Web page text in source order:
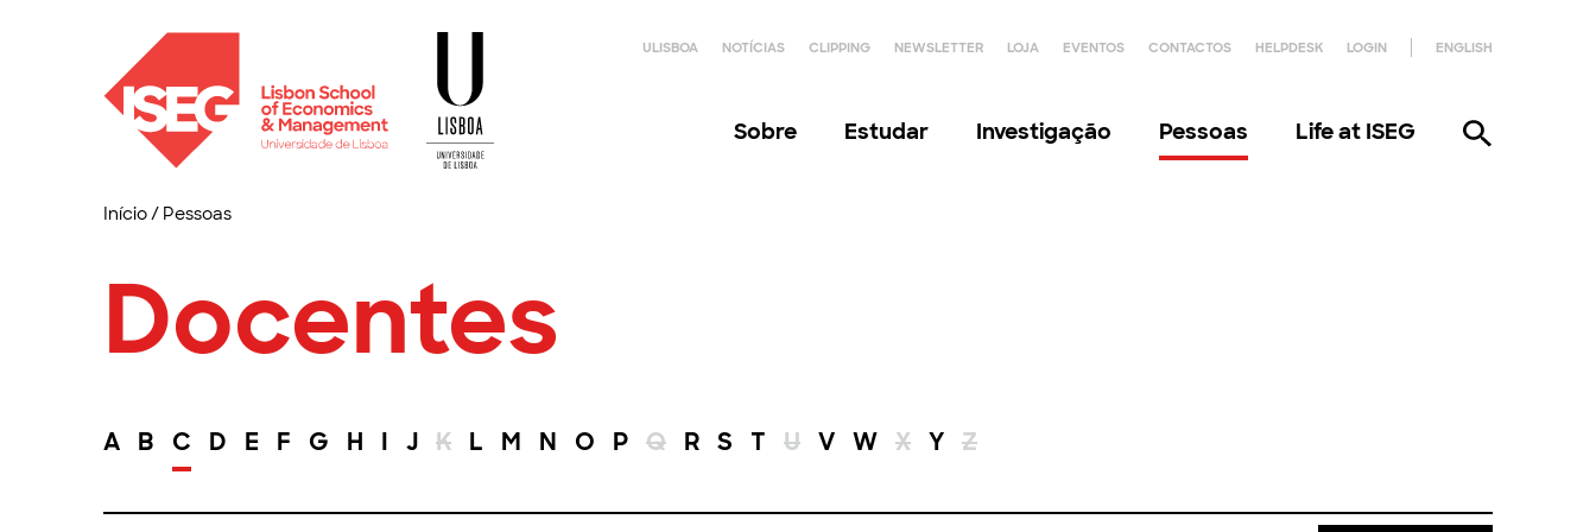
ULISBOA NOTÍCIAS CLIPPING NEWSLETTER LOJA EVENTOS CONTACTOS HELPDESK LOGIN ENGLISH
Sobre Estudar Investigação Pessoas Life at ISEG
Início/ Pessoas
Docentes
A B C D E F G H I J K L M N O P Q R S T U V W X Y Z